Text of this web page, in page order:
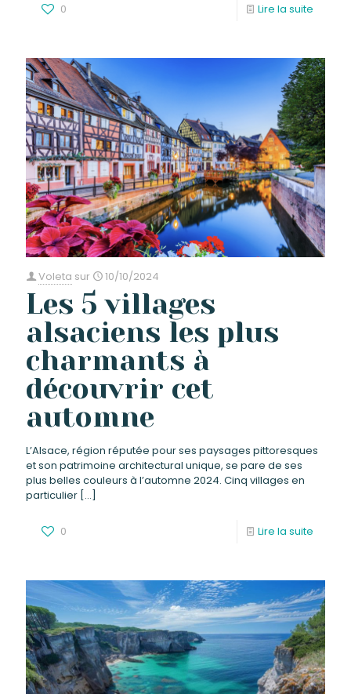
0 Lire la suite
Voleta sur 10/10/2024
Les 5 villages
alsaciens les plus
charmants à
découvrir cet
automne
L’Alsace, région réputée pour ses paysages pittoresques
et son patrimoine architectural unique, se pare de ses
plus belles couleurs à l’automne 2024. Cinq villages en
particulier […]
0 Lire la suite